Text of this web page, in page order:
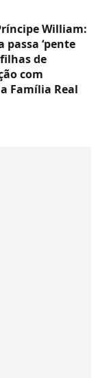
William:
‘pente
de
com
Família Real